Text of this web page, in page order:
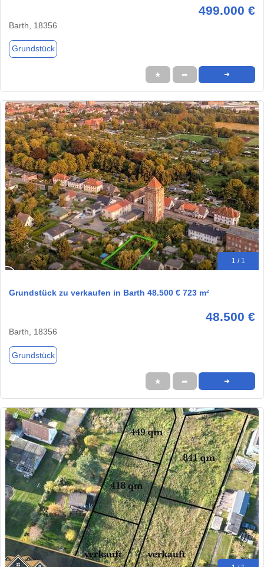
499.000 €
Barth, 18356
Grundstück
★ ➦ ➜
1 / 1
Grundstück zu verkaufen in Barth 48.500 € 723 m²
48.500 €
Barth, 18356
Grundstück
★ ➦ ➜